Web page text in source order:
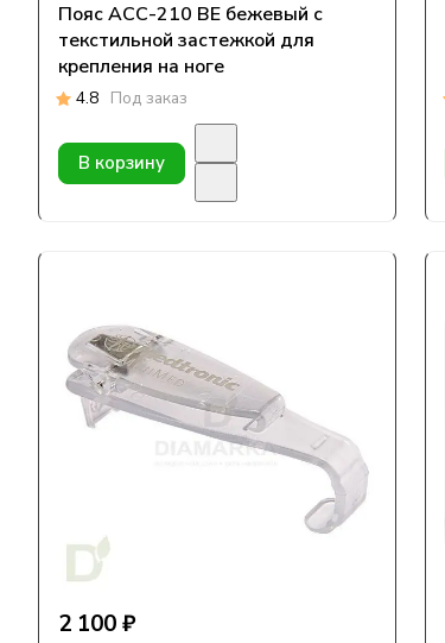
Пояс АСС-210 ВЕ бежевый с
текстильной застежкой для
крепления на ноге
4.8 Под заказ
В корзину
2 100 ₽